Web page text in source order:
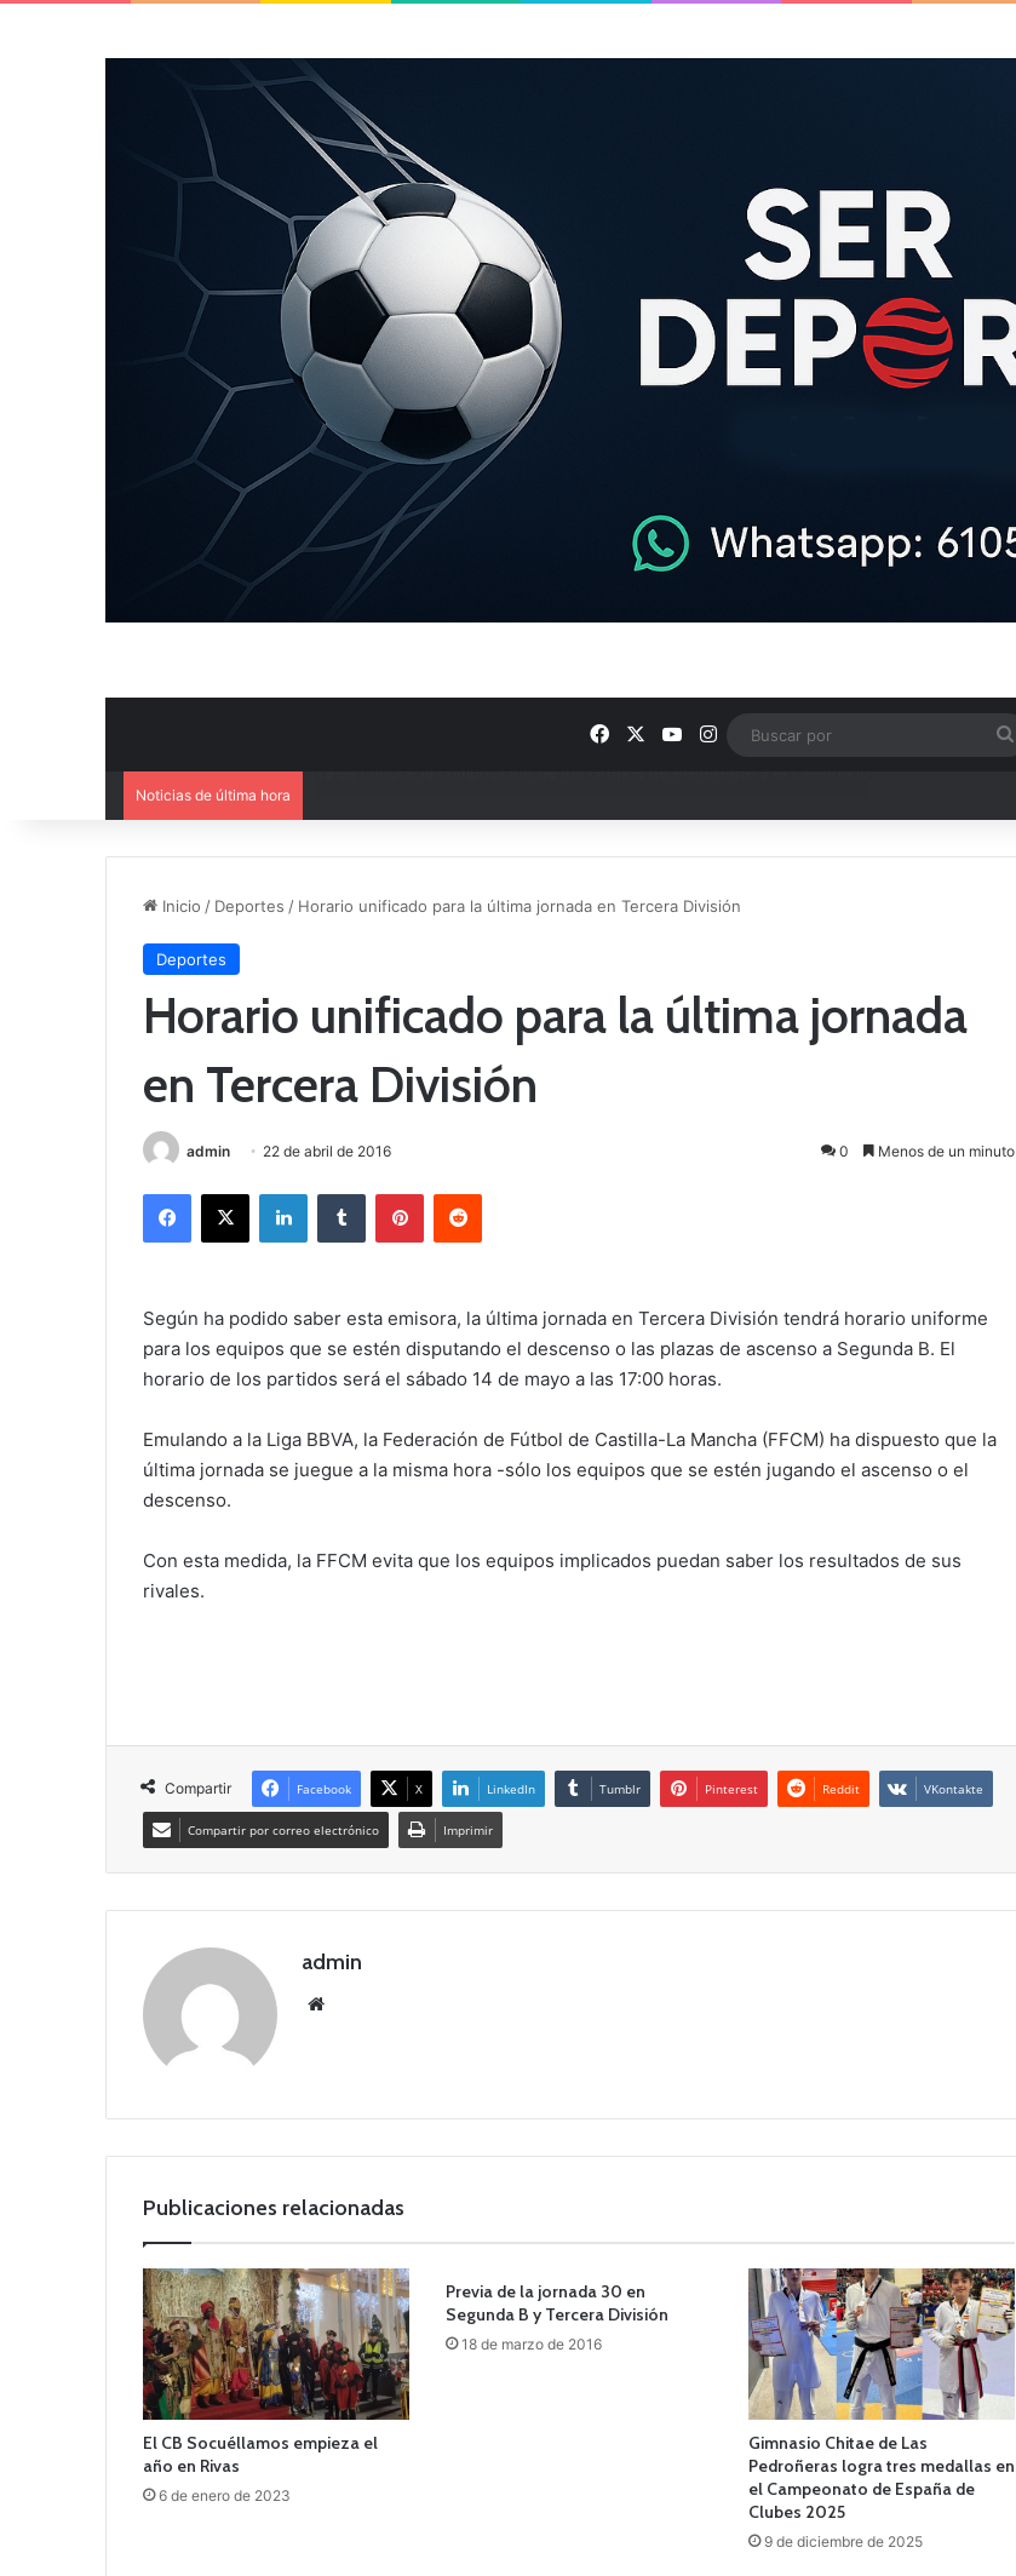
FacebookYouTube
Instagram
Noticias de última hora
Inicio / Deportes / Horario unificado para la última jornada en Tercera División
Deportes
Horario unificado para la última jornada
en Tercera División
admin 22 de abril de 2016 0 Menos de un minuto
Según ha podido saber esta emisora, la última jornada en Tercera División tendrá horario uniforme
para los equipos que se estén disputando el descenso o las plazas de ascenso a Segunda B. El
horario de los partidos será el sábado 14 de mayo a las 17:00 horas.
Emulando a la Liga BBVA, la Federación de Fútbol de Castilla-La Mancha (FFCM) ha dispuesto que la
última jornada se juegue a la misma hora -sólo los equipos que se estén jugando el ascenso o el
descenso.
Con esta medida, la FFCM evita que los equipos implicados puedan saber los resultados de sus
rivales.
Compartir Facebook X LinkedIn Tumblr Pinterest Reddit VKontakte
Compartir por correo electrónico Imprimir
admin
Publicaciones relacionadas
El CB Socuéllamos empieza el
año en Rivas
6 de enero de 2023
Previa de la jornada 30 en
Segunda B y Tercera División
18 de marzo de 2016
Gimnasio Chitae de Las
Pedroñeras logra tres medallas en
el Campeonato de España de
Clubes 2025
9 de diciembre de 2025